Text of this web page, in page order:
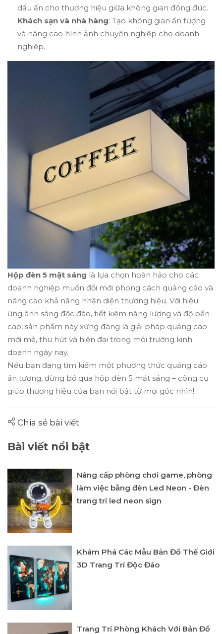
dấu ấn cho thương hiệu giữa không gian đông đúc.
Khách sạn và nhà hàng: Tạo không gian ấn tượng
và nâng cao hình ảnh chuyên nghiệp cho doanh
nghiệp.
Hộp đèn 5 mặt sáng là lựa chọn hoàn hảo cho các
doanh nghiệp muốn đổi mới phong cách quảng cáo và
nâng cao khả năng nhận diện thương hiệu. Với hiệu
ứng ánh sáng độc đáo, tiết kiệm năng lượng và độ bền
cao, sản phẩm này xứng đáng là giải pháp quảng cáo
mới mẻ, thu hút và hiện đại trong môi trường kinh
doanh ngày nay.
Nếu bạn đang tìm kiếm một phương thức quảng cáo
ấn tượng, đừng bỏ qua hộp đèn 5 mặt sáng – công cụ
giúp thương hiệu của bạn nổi bật từ mọi góc nhìn!
Chia sẻ bài viết:
Bài viết nổi bật
Nâng cấp phòng chơi game, phòng
làm việc bằng đèn Led Neon - Đèn
trang trí led neon sign
Khám Phá Các Mẫu Bản Đồ Thế Giới
3D Trang Trí Độc Đáo
Trang Trí Phòng Khách Với Bản Đồ